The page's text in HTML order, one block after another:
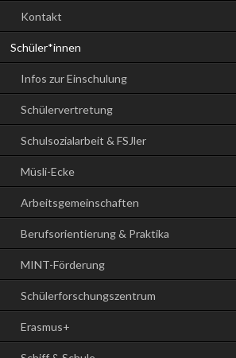
Kontakt
Schüler*innen
Infos zur Einschulung
Schülervertretung
Schulsozialarbeit & FSJler
Müsli-Ecke
Arbeitsgemeinschaften
Berufsorientierung & Praktika
MINT-Förderung
Schülerforschungszentrum
Erasmus+